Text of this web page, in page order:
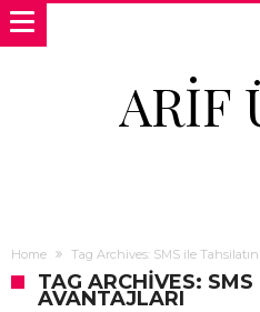
ARIF
Home Tag Archives: SMS ile
TAG ARCHIVES:
AVANTAJLARI